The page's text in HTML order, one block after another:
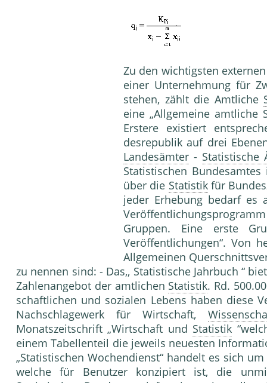
Zu den wichtigsten
einer Unter­nehmung für
stehen, zählt die Amtliche
eine „Allgemeine amtliche
Erstere existiert
desrepublik auf drei
Landesämter - Statistische
Statistischen
über die Statistikfür
jeder Erhe­bung bedarf es
Gruppen. Eine erste
Veröffentlichungen“. Von
Allgemeinen
zu nennen sind: - Das,, Statistische Jahrbuch “
Zahlenan­gebot der amtlichen Statistik. Rd.
schaftlichen und sozialen Lebens haben diese
Nachschlagewerk für Wirt­schaft,
Monatszeitschrift „Wirtschaft und Statistik
einem Tabellenteil die jeweils neuesten
„Statistischen Wochendienst“ han­delt es sich
welche für Benutzer konzipiert ist, die